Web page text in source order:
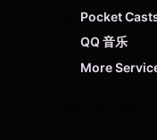
Pocket
QQ 音乐
More